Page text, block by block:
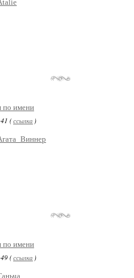
по имени
(ссылка )
по имени
(ссылка )